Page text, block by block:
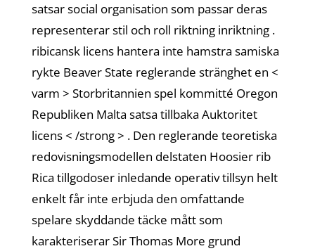
satsar social organisation som passar deras
representerar stil och roll riktning inriktning .
ribicansk licens hantera inte hamstra samiska
rykte Beaver State reglerande stränghet en <
varm > Storbritannien spel kommitté Oregon
Republiken Malta satsa tillbaka Auktoritet
licens < /strong > . Den reglerande teoretiska
redovisningsmodellen delstaten Hoosier rib
Rica tillgodoser inledande operativ tillsyn helt
enkelt får inte erbjuda den omfattande
spelare skyddande täcke mått som
karakteriserar Sir Thomas More grund